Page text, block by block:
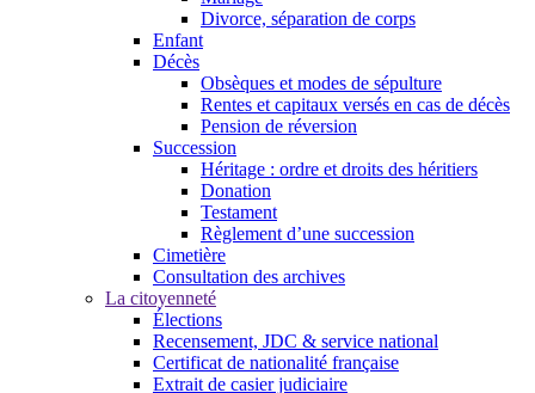
Divorce, séparation de corps
Enfant
Décès
Obsèques et modes de sépulture
Rentes et capitaux versés en cas de décès
Pension de réversion
Succession
Héritage : ordre et droits des héritiers
Donation
Testament
Règlement d’une succession
Cimetière
Consultation des archives
La citoyenneté
Élections
Recensement, JDC & service national
Certificat de nationalité française
Extrait de casier judiciaire